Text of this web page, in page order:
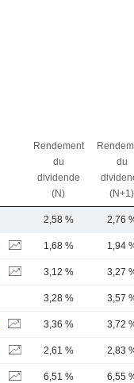
Rendement
du
dividende
(N)
du
(N+1)
2,58 % 2,76
1,68 % 1,94
3,12 % 3,27
3,28 % 3,57
3,36 % 3,72
2,61 % 2,83
6,51 % 6,55